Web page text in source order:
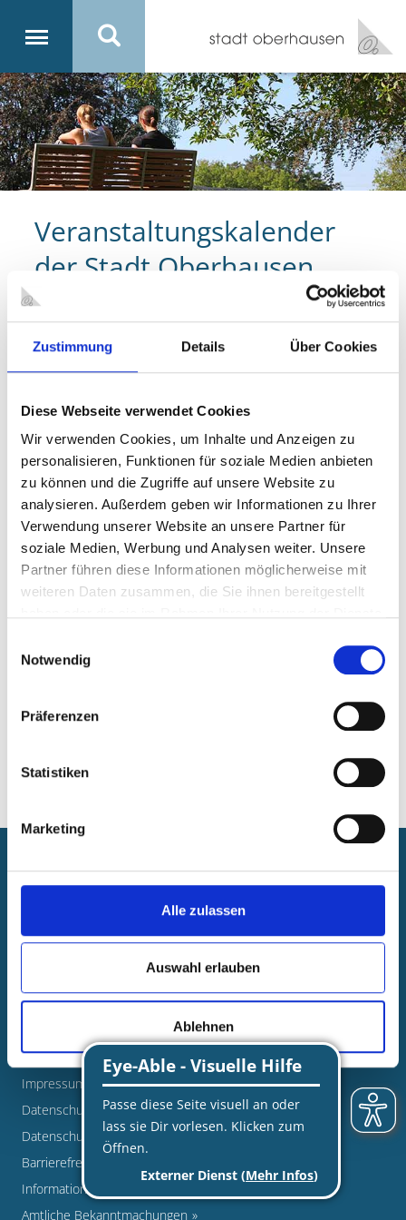
Zustimmung Details Über Cookies
Diese Webseite verwendet Cookies
Wir verwenden Cookies, um Inhalte und Anzeigen zu
personalisieren, Funktionen für soziale Medien anbieten
zu können und die Zugriffe auf unsere Website zu
analysieren. Außerdem geben wir Informationen zu Ihrer
Verwendung unserer Website an unsere Partner für
soziale Medien, Werbung und Analysen weiter. Unsere
Partner führen diese Informationen möglicherweise mit
weiteren Daten zusammen, die Sie ihnen bereitgestellt
Notwendig
Präferenzen
Statistiken
Marketing
Alle zulassen
Auswahl erlauben
Ablehnen
Veranstaltungskalender
der Stadt Oberhausen
Veranstaltungen suchen
Ausstellungen & Führungen | Gasometer Oberhausen
Details
09.05.2025 | 11:00 - 18:00 Uhr
"Ach was. LORIOT – Künstler, Kritiker und
Karikaturist"
Details
Newsroom
Foto-Nachweise
Stellenausschreibungen
Newsletter
Kontakt
Impressum
Datenschutz
Datenschutz bei Spenden
Barrierefreiheit
Informationen in Leichter Sprache
Amtliche Bekanntmachungen